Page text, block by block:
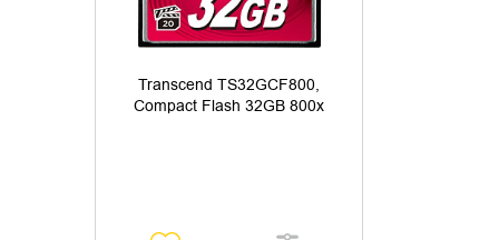
Transcend TS32GCF800,
Compact Flash 32GB 800x